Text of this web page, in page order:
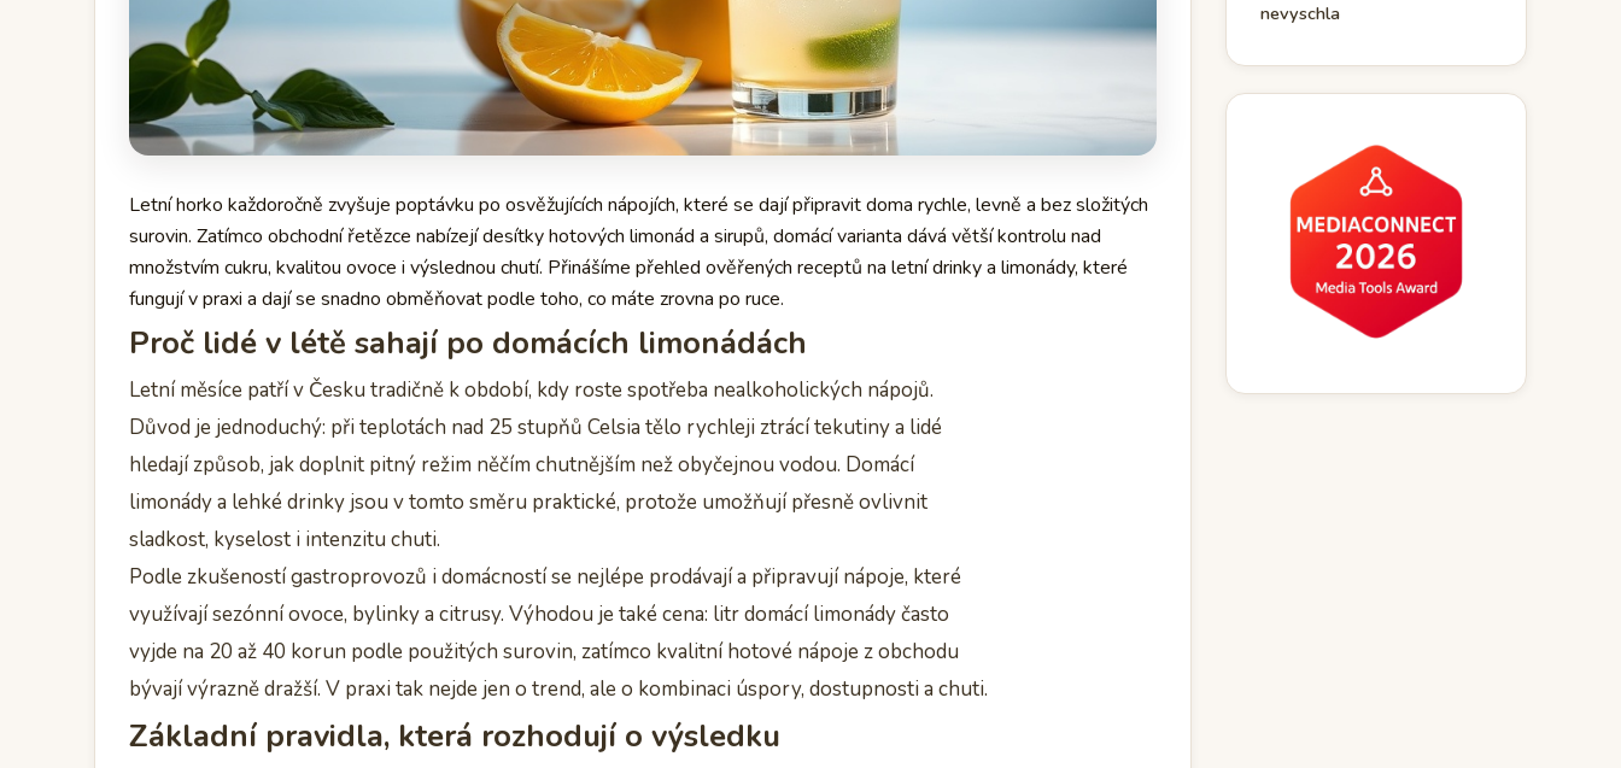
Letní horko každoročně zvyšuje poptávku po osvěžujících nápojích, které se dají připravit doma rychle, levně a bez složitých
surovin. Zatímco obchodní řetězce nabízejí desítky hotových limonád a sirupů, domácí varianta dává větší kontrolu nad
množstvím cukru, kvalitou ovoce i výslednou chutí. Přinášíme přehled ověřených receptů na letní drinky a limonády, které
fungují v praxi a dají se snadno obměňovat podle toho, co máte zrovna po ruce.
Proč lidé v létě sahají po domácích limonádách
Letní měsíce patří v Česku tradičně k období, kdy roste spotřeba nealkoholických nápojů.
Důvod je jednoduchý: při teplotách nad 25 stupňů Celsia tělo rychleji ztrácí tekutiny a lidé
hledají způsob, jak doplnit pitný režim něčím chutnějším než obyčejnou vodou. Domácí
limonády a lehké drinky jsou v tomto směru praktické, protože umožňují přesně ovlivnit
sladkost, kyselost i intenzitu chuti.
Podle zkušeností gastroprovozů i domácností se nejlépe prodávají a připravují nápoje, které
využívají sezónní ovoce, bylinky a citrusy. Výhodou je také cena: litr domácí limonády často
vyjde na 20 až 40 korun podle použitých surovin, zatímco kvalitní hotové nápoje z obchodu
bývají výrazně dražší. V praxi tak nejde jen o trend, ale o kombinaci úspory, dostupnosti a chuti.
Základní pravidla, která rozhodují o výsledku
nevyschla